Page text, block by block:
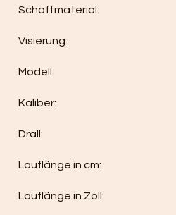
Schaftmaterial:
Visierung:
Modell:
Kaliber:
Drall:
Lauflänge in cm:
Lauflänge in Zoll: